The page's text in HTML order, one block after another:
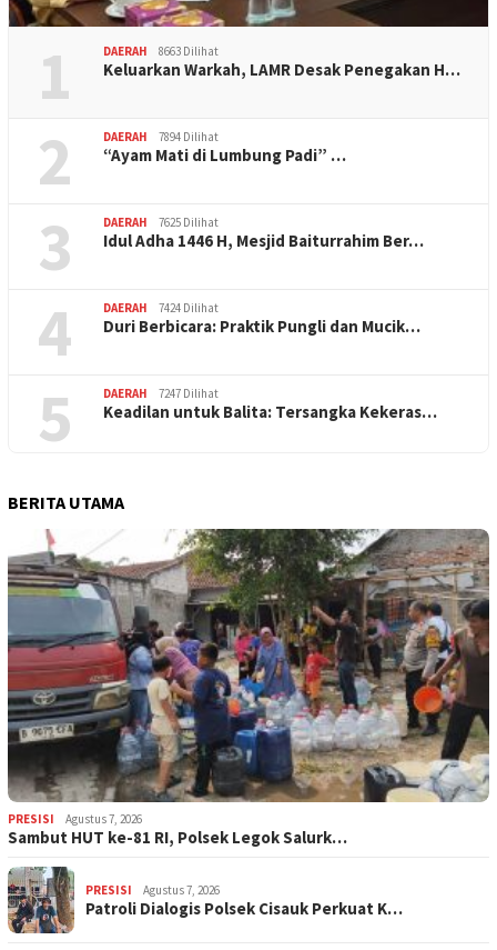
1 DAERAH 8663 Dilihat
Keluarkan Warkah, LAMR Desak Penegakan H…
2 DAERAH 7894 Dilihat
“Ayam Mati di Lumbung Padi” …
3 DAERAH 7625 Dilihat
Idul Adha 1446 H, Mesjid Baiturrahim Ber…
4 DAERAH 7424 Dilihat
Duri Berbicara: Praktik Pungli dan Mucik…
5 DAERAH 7247 Dilihat
Keadilan untuk Balita: Tersangka Kekeras…
BERITA UTAMA
PRESISI Agustus 7, 2026
Sambut HUT ke-81 RI, Polsek Legok Salurk…
PRESISI Agustus 7, 2026
Patroli Dialogis Polsek Cisauk Perkuat K…